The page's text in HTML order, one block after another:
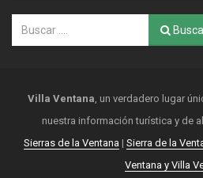
Villa Ventana, un verdadero lugar
nuestra información turística y de
Sierras de la Ventana | Sierra de la
Ventana y Villa